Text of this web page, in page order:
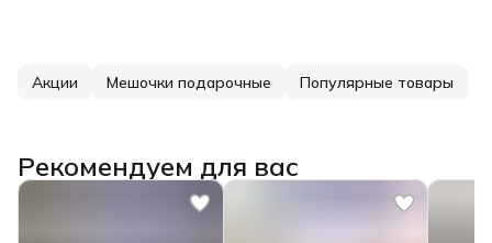
Акции Мешочки подарочные Популярные товары
Рекомендуем для вас